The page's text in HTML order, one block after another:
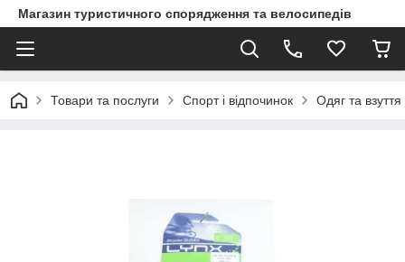
Магазин туристичного спорядження та велосипедів
Товари та послуги Спорт і відпочинок Одяг та